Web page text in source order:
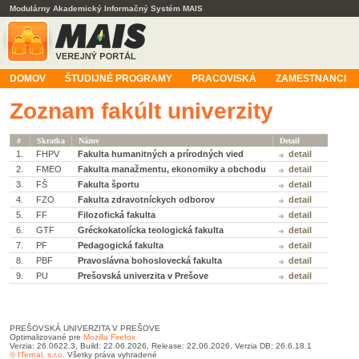
Modulárny Akademický Informačný Systém MAIS
DOMOV ŠTUDIJNÉ PROGRAMY PRACOVISKÁ ZAMESTNANCI
Zoznam fakúlt univerzity
# Skratka Názov Detail
1. FHPV Fakulta humanitných a prírodných vied
detail
2.
FMEO Fakulta manažmentu, ekonomiky a obchodu
detail
3.
FŠ Fakulta športu
detail
4.
FZO Fakulta zdravotníckych odborov
detail
5.
FF Filozofická fakulta
detail
6.
GTF Gréckokatolícka teologická fakulta
detail
7.
PF Pedagogická fakulta
detail
8.
PBF Pravoslávna bohoslovecká fakulta
detail
9.
PU Prešovská univerzita v Prešove detail
PREŠOVSKÁ UNIVERZITA V PREŠOVE
Optimalizované pre Mozilla Firefox
Verzia: 26.0622.3, Build: 22.06.2026, Release: 22.06.2026, Verzia DB: 26.6.18.1
© ITernal, s.r.o. Všetky práva vyhradené